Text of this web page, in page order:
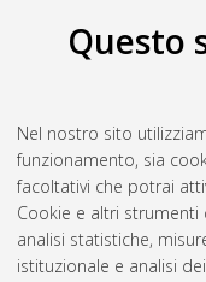
Questo
Nel nostro sito
funzionamento, sia
facoltativi che potrai
Cookie e altri
analisi statistiche,
istituzionale e analisi
Salva
Il full-text non è
Altri